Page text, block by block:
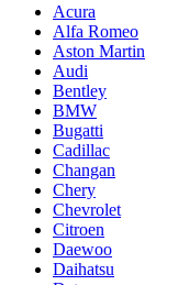
Acura
Alfa Romeo
Aston Martin
Audi
Bentley
BMW
Bugatti
Cadillac
Changan
Chery
Chevrolet
Citroen
Daewoo
Daihatsu